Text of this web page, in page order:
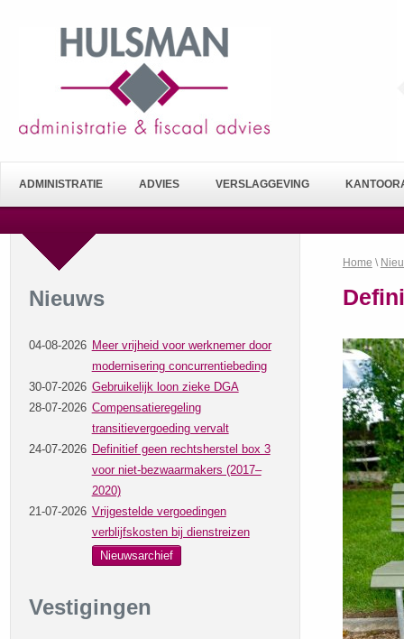
ADMINISTRATIE ADVIES VERSLAGGEVING
Nieuws
04-08-2026 Meer vrijheid voor werknemer door
modernisering concurrentiebeding
30-07-2026 Gebruikelijk loon zieke DGA
28-07-2026 Compensatieregeling
transitievergoeding vervalt
24-07-2026 Definitief geen rechtsherstel box 3
voor niet-bezwaarmakers (2017–
2020)
21-07-2026 Vrijgestelde vergoedingen
verblijfskosten bij dienstreizen
Nieuwsarchief
Vestigingen
Home \